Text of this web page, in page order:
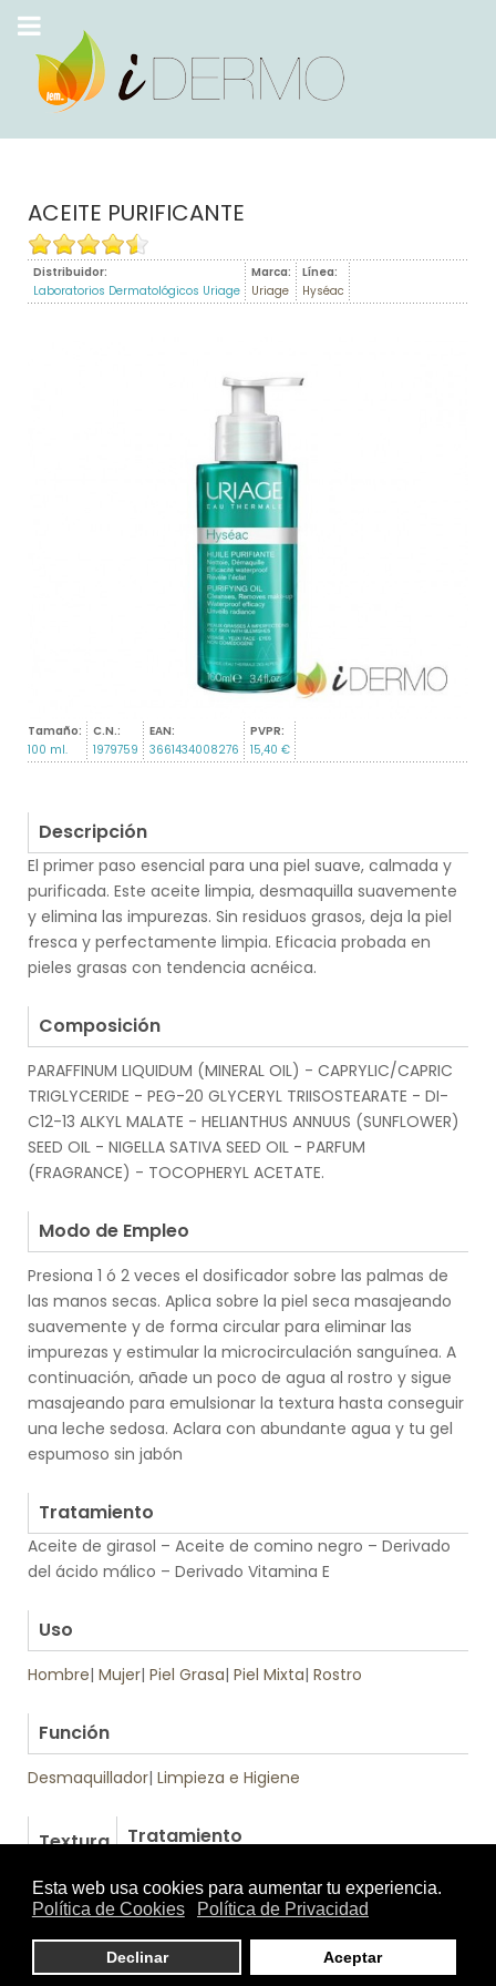
ACEITE PURIFICANTE
Distribuidor:
Laboratorios Dermatológicos Uriage
Marca:
Uriage
Línea:
Hyséac
Tamaño:
100 ml.
C.N.:
1979759
EAN:
3661434008276
PVPR:
15,40 €
Descripción
El primer paso esencial para una piel suave, calmada y
purificada. Este aceite limpia, desmaquilla suavemente
y elimina las impurezas. Sin residuos grasos, deja la piel
fresca y perfectamente limpia. Eficacia probada en
pieles grasas con tendencia acnéica.
Composición
PARAFFINUM LIQUIDUM (MINERAL OIL) - CAPRYLIC/CAPRIC
TRIGLYCERIDE - PEG-20 GLYCERYL TRIISOSTEARATE - DI-
C12-13 ALKYL MALATE - HELIANTHUS ANNUUS (SUNFLOWER)
SEED OIL - NIGELLA SATIVA SEED OIL - PARFUM
(FRAGRANCE) - TOCOPHERYL ACETATE.
Modo de Empleo
Presiona 1 ó 2 veces el dosificador sobre las palmas de
las manos secas. Aplica sobre la piel seca masajeando
suavemente y de forma circular para eliminar las
impurezas y estimular la microcirculación sanguínea. A
continuación, añade un poco de agua al rostro y sigue
masajeando para emulsionar la textura hasta conseguir
una leche sedosa. Aclara con abundante agua y tu gel
espumoso sin jabón
Tratamiento
Aceite de girasol – Aceite de comino negro – Derivado
del ácido málico – Derivado Vitamina E
Uso
Hombre| Mujer| Piel Grasa| Piel Mixta| Rostro
Función
Desmaquillador| Limpieza e Higiene
Textura
Tratamiento